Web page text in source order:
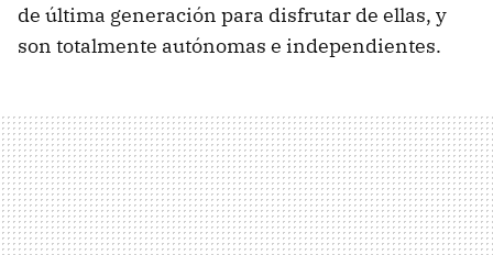
de última generación para disfrutar de ellas, y
son totalmente autónomas e independientes.